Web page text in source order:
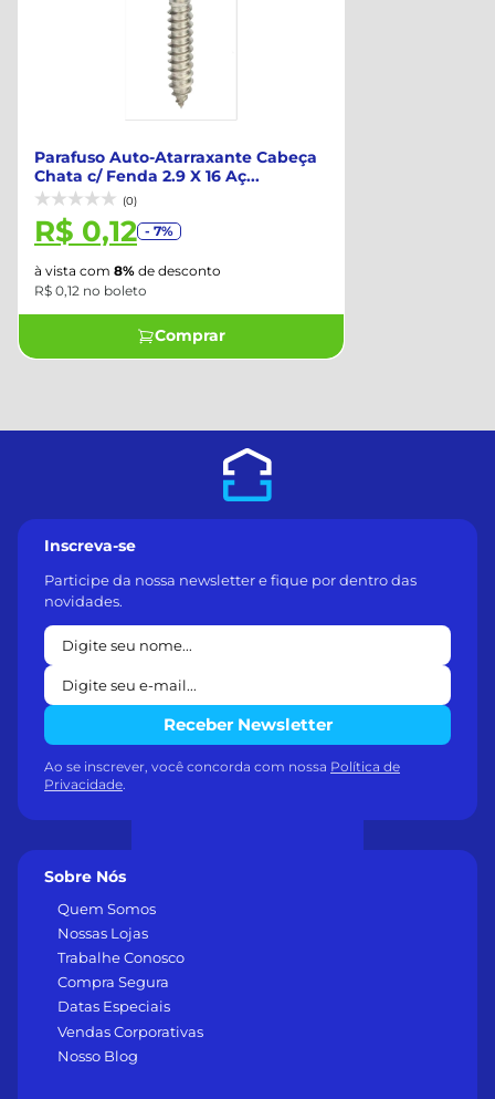
Parafuso Auto-Atarraxante Cabeça
Chata c/ Fenda 2.9 X 16 Aç...
(0)
R$ 0,12 - 7%
à vista com 8% de desconto
R$ 0,12 no boleto
Comprar
Sobre Nós
Quem Somos
Nossas Lojas
Trabalhe Conosco
Compra Segura
Datas Especiais
Vendas Corporativas
Nosso Blog
Inscreva-se
Participe da nossa newsletter e fique por dentro das
novidades.
Receber Newsletter
Ao se inscrever, você concorda com nossa Política de
Privacidade